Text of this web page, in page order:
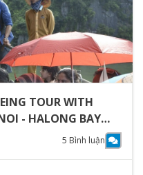
TOUR WITH
- HALONG BAY
- SAIGON)5 Bình luận